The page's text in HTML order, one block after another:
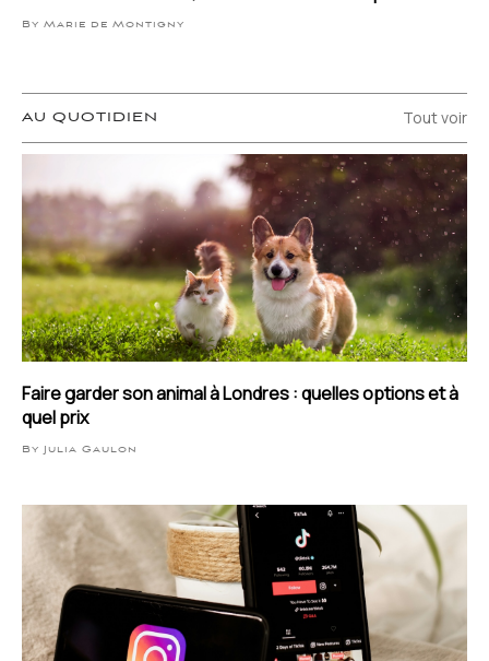
By Marie de Montigny
AU QUOTIDIEN Tout voir
Faire garder son animal à Londres : quelles options et à
quel prix
By Julia Gaulon